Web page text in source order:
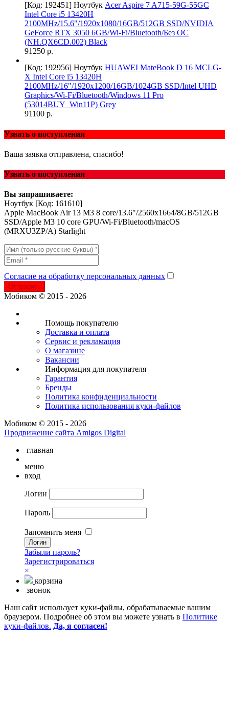
[Код: 192451] Ноутбук Acer Aspire 7 A715-59G-55GC
Intel Core i5 13420H
2100MHz/15.6"/1920x1080/16GB/512GB SSD/NVIDIA
GeForce RTX 3050 6GB/Wi-Fi/Bluetooth/Без ОС
(NH.QX6CD.002) Black
91250 р.
[Код: 192956] Ноутбук HUAWEI MateBook D 16 MCLG-
X Intel Core i5 13420H
2100MHz/16"/1920х1200/16GB/1024GB SSD/Intel UHD
Graphics/Wi-Fi/Bluetooth/Windows 11 Pro
(53014BUY_Win11P) Grey
91100 р.
Узнать о поступлении
Ваша заявка отправлена, спасибо!
Узнать о поступлении
Вы запрашиваете:
Ноутбук [Код: 161610]
Apple MacBook Air 13 M3 8 core/13.6"/2560x1664/8GB/512GB
SSD/Apple M3 10 core GPU/Wi-Fi/Bluetooth/macOS
(MRXU3ZP/A) Starlight
Согласие на обработку персональных данных
Отправить
Мобиком © 2015 - 2026
Помощь покупателю
Доставка и оплата
Сервис и рекламация
О магазине
Вакансии
Информация для покупателя
Гарантия
Бренды
Политика конфиденциальности
Политика использования куки-файлов
Мобиком © 2015 - 2026
Продвижение сайта Amigos Digital
главная
меню
вход
Логин
Пароль
Запомнить меня
Забыли пароль?
Зарегистрироваться
×
корзина
звонок
Наш сайт использует куки-файлы, обрабатываемые вашим
браузером. Подробнее об этом вы можете узнать в Политике
куки-файлов. Да, я согласен!